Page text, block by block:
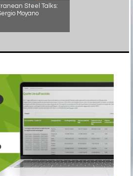
Steel Talks:
Moyano